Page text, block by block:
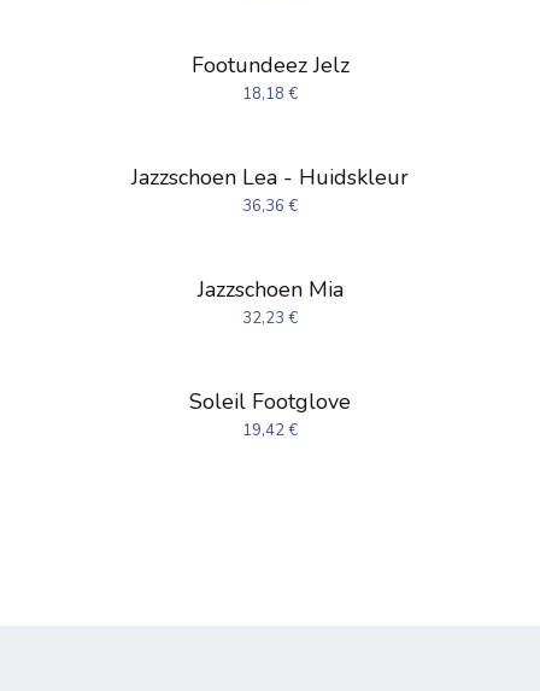
Footundeez Jelz
18,18 €
Jazzschoen Lea - Huidskleur
36,36 €
Jazzschoen Mia
32,23 €
Soleil Footglove
19,42€